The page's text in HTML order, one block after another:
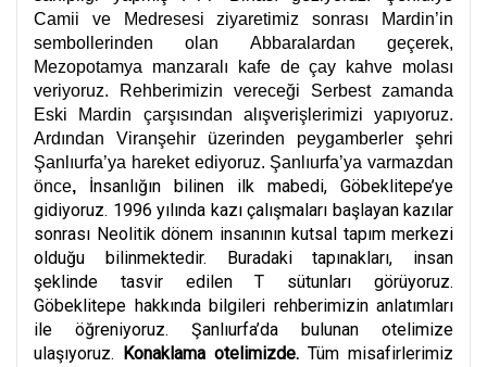
Camii ve Medresesi ziyaretimiz sonrası Mardin’in
sembollerinden olan Abbaralardan geçerek,
Mezopotamya manzaralı kafe de çay kahve molası
veriyoruz. Rehberimizin vereceği Serbest zamanda
Eski Mardin çarşısından alışverişlerimizi yapıyoruz.
Ardından Viranşehir üzerinden peygamberler şehri
Şanlıurfa’ya hareket ediyoruz. Şanlıurfa’ya varmazdan
önce, İnsanlığın bilinen ilk mabedi, Göbeklitepe’ye
gidiyoruz. 1996 yılında kazı çalışmaları başlayan kazılar
sonrası Neolitik dönem insanının kutsal tapım merkezi
olduğu bilinmektedir. Buradaki tapınakları, insan
şeklinde tasvir edilen T sütunları görüyoruz.
Göbeklitepe hakkında bilgileri rehberimizin anlatımları
ile öğreniyoruz. Şanlıurfa’da bulunan otelimize
ulaşıyoruz. Konaklama otelimizde. Tüm misafirlerimiz